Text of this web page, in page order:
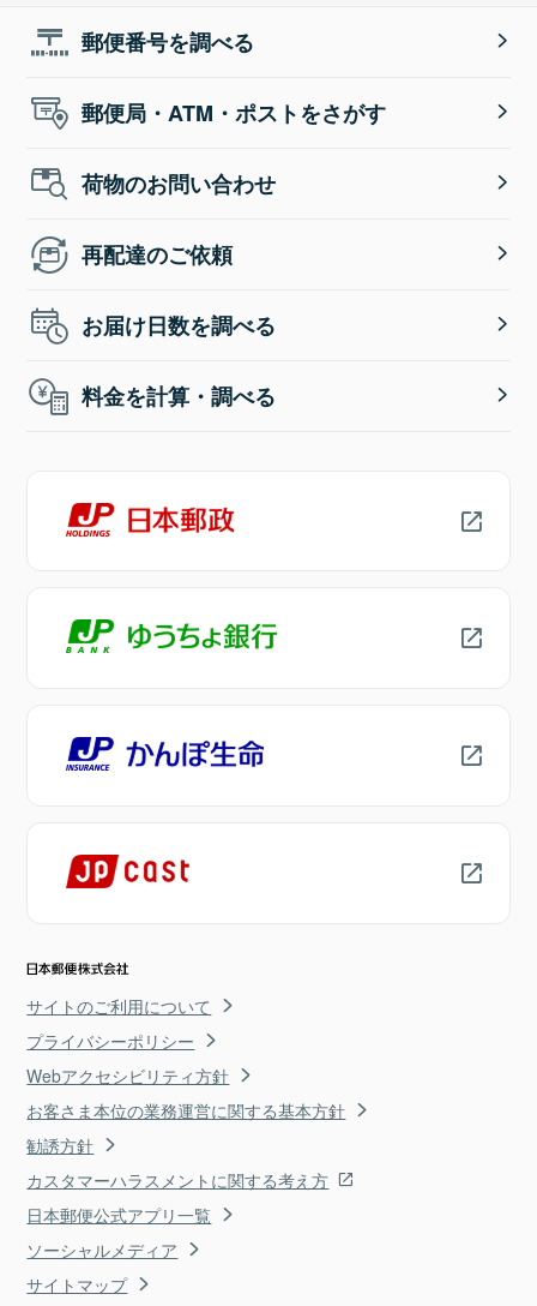
郵便番号を調べる
郵便局・ATM・ポストをさがす
荷物のお問い合わせ
再配達のご依頼
お届け日数を調べる
料金を計算・調べる
サイトのご利用について
プライバシーポリシー
Webアクセシビリティ方針
お客さま本位の業務運営に関する基本方針
勧誘方針
カスタマーハラスメントに関する考え方
日本郵便公式アプリ一覧
ソーシャルメディア
サイトマップ